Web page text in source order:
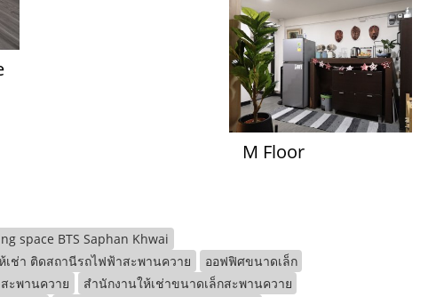
M Floor
space BTS Saphan Khwai
เช่า ติดสถานีรถไฟฟ้าสะพานควาย
ออฟฟิศขนาดเล็ก
ะพานควาย
สำนักงานให้เช่าขนาดเล็กสะพานควาย